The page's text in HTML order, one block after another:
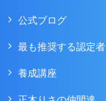
公式ブログ
最も推奨する認定者
養成講座